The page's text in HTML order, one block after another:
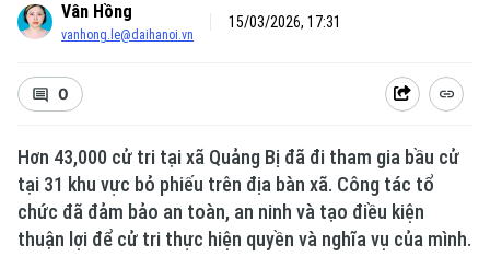
Vân Hồng
vanhong.le@daihanoi.vn
15/03/2026, 17:31
0
Hơn 43,000 cử tri tại xã Quảng Bị đã đi tham gia bầu cử
tại 31 khu vực bỏ phiếu trên địa bàn xã. Công tác tổ
chức đã đảm bảo an toàn, an ninh và tạo điều kiện
thuận lợi để cử tri thực hiện quyền và nghĩa vụ của mình.